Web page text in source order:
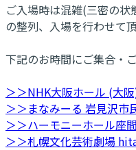
ご入場時は混雑(三密の
の整列、入場を行わせて頂
下記のお時間にご集合・
＞＞NHK大阪ホール (大
＞＞まなみーる 岩見沢市
＞＞ハーモニーホール座
＞＞札幌文化芸術劇場